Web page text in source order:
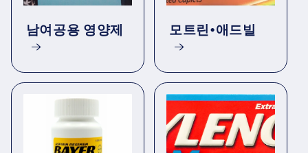
남여공용 영양제 모트린•애드빌